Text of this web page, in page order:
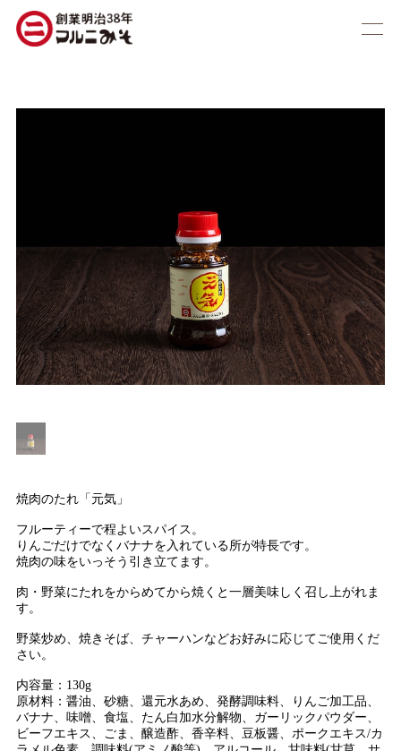
焼肉のたれ「元気」
フルーティーで程よいスパイス。
りんごだけでなくバナナを入れている所が特長です。
焼肉の味をいっそう引き立てます。
肉・野菜にたれをからめてから焼くと一層美味しく召し上がれま
す。
野菜炒め、焼きそば、チャーハンなどお好みに応じてご使用くだ
さい。
内容量：130g
原材料：醤油、砂糖、還元水あめ、発酵調味料、りんご加工品、
バナナ、味噌、食塩、たん白加水分解物、ガーリックパウダー、
ビーフエキス、ごま、醸造酢、香辛料、豆板醤、ポークエキス/カ